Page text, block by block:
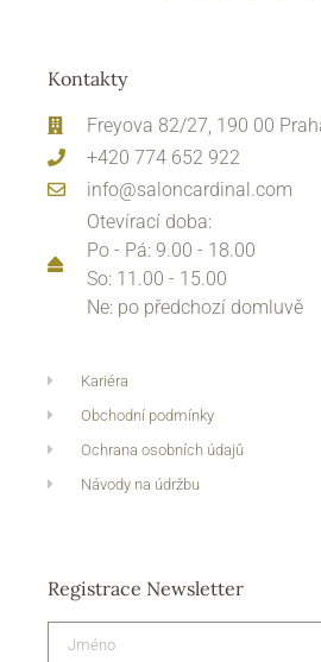
Kontakty
Freyova 82/27, 190 00
+420 774 652 922
info@saloncardinal.com
Otevírací doba:
Po - Pá: 9.00 - 18.00
So: 11.00 - 15.00
Ne: po předchozí domluvě
Kariéra
Obchodní podmínky
Ochrana osobních údajů
Návody na údržbu
Registrace Newsletter